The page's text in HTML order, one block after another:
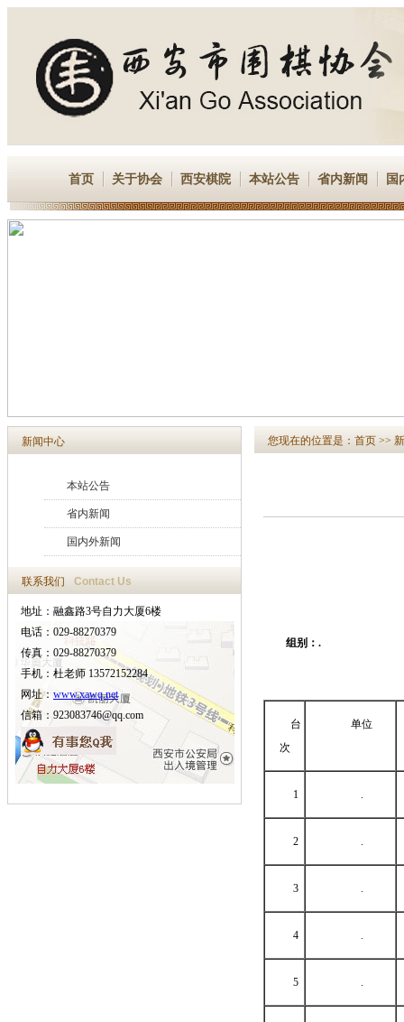
首页 关于协会 西安棋院 本站公告 省内新闻 国
新闻中心
本站公告
省内新闻
国内外新闻
联系我们 Contact Us
地址：融鑫路3号自力大厦6楼
电话：029-88270379
传真：029-88270379
手机：杜老师 13572152284
网址： www.xawq.net
信箱：923083746@qq.com
您现在的位置是： 首页 >>
组别：.
台
次
单位
1 .
2 .
3 .
4 .
5 .